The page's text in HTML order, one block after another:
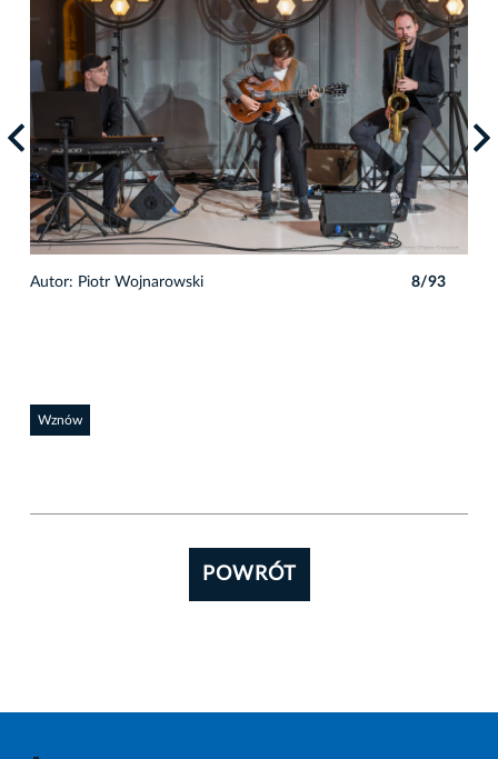
Autor: Piotr Wojnarowski 8/93
Wznów
POWRÓT